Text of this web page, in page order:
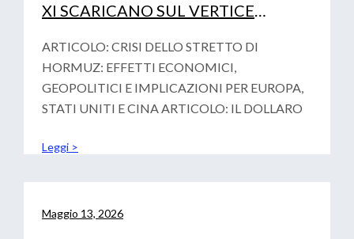
XI SCARICANO SUL VERTICE
VOTALITA’ GEOPOLITICA
ARTICOLO: CRISI DELLO STRETTO DI
HORMUZ: EFFETTI ECONOMICI,
GEOPOLITICI E IMPLICAZIONI PER EUROPA,
STATI UNITI E CINA ARTICOLO: IL DOLLARO
Leggi >
Maggio 13, 2026